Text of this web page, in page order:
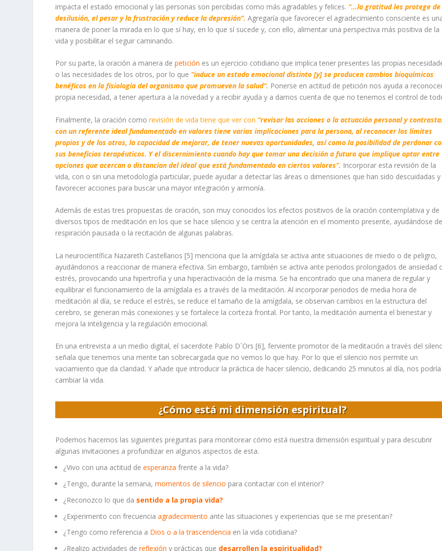
impacta el estado emocional y las personas son percibidas como más agradables y felices. “…la gratitud les protege de
desilusión, el pesar y la frustración y reduce la depresión”. Agregaría que favorecer el agradecimiento consciente es
manera de poner la mirada en lo que síhay, en lo que sísucede y, con ello, alimentar una perspectiva más positiva de la
vida y posibilitar el seguir caminando.
Por su parte, la oración a manera de petición es un ejercicio cotidiano que implica tener presentes las propias
o las necesidades de los otros, por lo que “induce un estado emocional distinto [y] se producen cambios bioquímicos
benéficos en la fisiología del organismo que promueven la salud”. Ponerse en actitud de petición nos ayuda a
propia necesidad, a tener apertura a la novedad y a recibir ayuda y a darnos cuenta de que no tenemos el control de
Finalmente, la oración como revisión de vida tiene que ver con “revisar las acciones o la actuación personal y
con un referente ideal fundamentado en valores tiene varias implicaciones para la persona, al reconocer los límites
propios y de los otros, la capacidad de mejorar, de tener nuevas oportunidades, así como la posibilidad de perdonar
sus beneficios terapéuticos. Y el discernimiento cuando hay que tomar una decisión a futuro que implique optar entre
opciones que acercan o distancian del ideal que está fundamentado en ciertos valores”. Incorporar esta revisión de la
vida, con o sin una metodología particular, puede ayudar a detectar las áreas o dimensiones que han sido descuidadas y
favorecer acciones para buscar una mayor integración y armonía.
Además de estas tres propuestas de oración, son muy conocidos los efectos positivos de la oración contemplativa y de
diversos tipos de meditación en los que se hace silencio y se centra la atención en el momento presente, ayudándose
respiración pausada o la recitación de algunas palabras.
La neurocientífica Nazareth Castellanos [5] menciona que la amígdala se activa ante situaciones de miedo o de peligro,
ayudándonos a reaccionar de manera efectiva. Sin embargo, también se activa ante periodos prolongados de ansiedad
estrés, provocando una hipertrofia y una hiperactivación de la misma. Se ha encontrado que una manera de regular y
equilibrar el funcionamiento de la amígdala es a través de la meditación. Al incorporar periodos de media hora de
meditación al día, se reduce el estrés, se reduce el tamaño de la amígdala, se observan cambios en la estructura del
cerebro, se generan más conexiones y se fortalece la corteza frontal. Por tanto, la meditación aumenta el bienestar y
mejora la inteligencia y la regulación emocional.
En una entrevista a un medio digital, el sacerdote Pablo D´Ors [6], ferviente promotor de la meditación a través del
señala que tenemos una mente tan sobrecargada que no vemos lo que hay. Por lo que el silencio nos permite un
vaciamiento que da claridad. Y añade que introducir la práctica de hacer silencio, dedicando 25 minutos al día, nos podría
cambiar la vida.
¿Cómo está mi dimensión espiritual?
Podemos hacernos las siguientes preguntas para monitorear cómo está nuestra dimensión espiritual y para descubrir
algunas invitaciones a profundizar en algunos aspectos de esta.
¿Vivo con una actitud de esperanza frente a la vida?
¿Tengo, durante la semana, momentos de silencio para contactar con el interior?
¿Reconozco lo que da sentido a la propia vida?
¿Experimento con frecuencia agradecimiento ante las situaciones y experiencias que se me presentan?
¿Tengo como referencia a Dios o a la trascendencia en la vida cotidiana?
¿Realizo actividades de reflexión y prácticas que desarrollen la espiritualidad?